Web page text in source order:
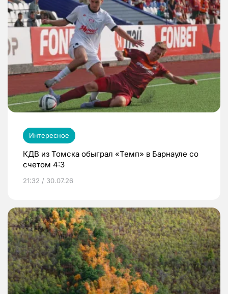
Интересное
КДВ из Томска обыграл «Темп» в Барнауле со
счетом 4:3
21:32 / 30.07.26